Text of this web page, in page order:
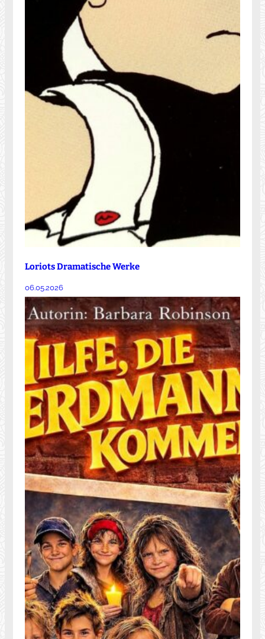
Loriots Dramatische Werke
06.05.2026